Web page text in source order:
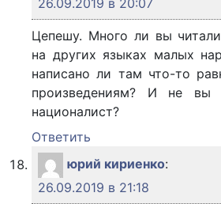
26.09.2019 в 20:07
Цепешу. Много ли вы
на других языках малых
написано ли там что-то
произведениям? И не вы
националист?
Ответить
юрий кириенко:
26.09.2019 в 21:18